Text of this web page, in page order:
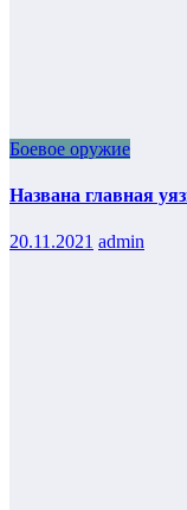
Боевое оружие
Названа главная
20.11.2021 admin